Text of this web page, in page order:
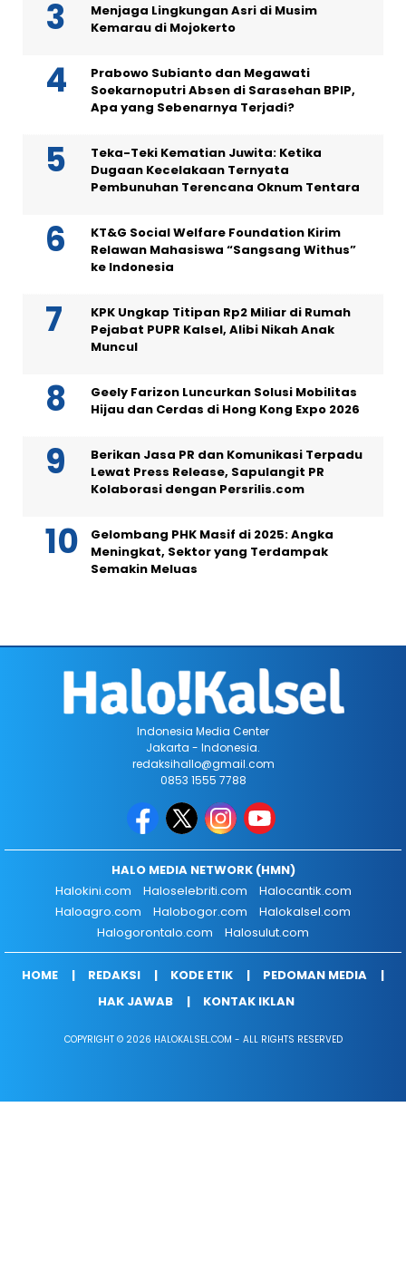
Menjaga Lingkungan Asri di Musim
Kemarau di Mojokerto
Prabowo Subianto dan Megawati
Soekarnoputri Absen di Sarasehan BPIP,
Apa yang Sebenarnya Terjadi?
Teka-Teki Kematian Juwita: Ketika
Dugaan Kecelakaan Ternyata
Pembunuhan Terencana Oknum Tentara
KT&G Social Welfare Foundation Kirim
Relawan Mahasiswa “Sangsang Withus”
ke Indonesia
KPK Ungkap Titipan Rp2 Miliar di Rumah
Pejabat PUPR Kalsel, Alibi Nikah Anak
Muncul
Geely Farizon Luncurkan Solusi Mobilitas
Hijau dan Cerdas di Hong Kong Expo 2026
Berikan Jasa PR dan Komunikasi Terpadu
Lewat Press Release, Sapulangit PR
Kolaborasi dengan Persrilis.com
Gelombang PHK Masif di 2025: Angka
Meningkat, Sektor yang Terdampak
Semakin Meluas
Indonesia Media Center
Jakarta - Indonesia.
redaksihallo@gmail.com
0853 1555 7788
HALO MEDIA NETWORK (HMN)
Halokini.com
Haloselebriti.com
Halocantik.com
Haloagro.com
Halobogor.com
Halokalsel.com
Halogorontalo.com
Halosulut.com
HOME REDAKSI KODE ETIK
PEDOMAN MEDIA
HAK JAWAB
KONTAK IKLAN
COPYRIGHT © 2026 HALOKALSEL.COM - ALL RIGHTS RESERVED